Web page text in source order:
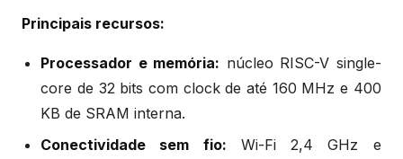
Principais recursos:
Processador e memória: núcleo RISC-V single-
core de 32 bits com clock de até 160 MHz e 400
KB de SRAM interna.
Conectividade sem fio: Wi-Fi 2,4 GHz e